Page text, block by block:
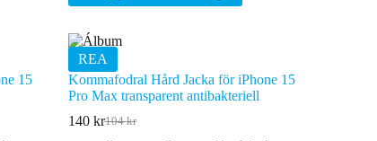
15
REA
Kommafodral Hård Jacka för iPhone 15
Pro Max transparent antibakteriell
104kr
Det
140 krDet